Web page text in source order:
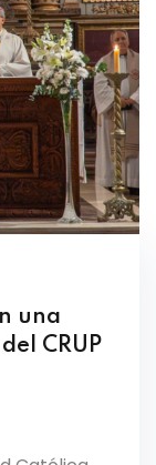
una
CRUP